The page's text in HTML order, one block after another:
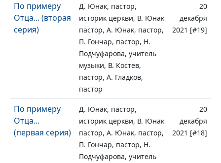
По примеру
Отца... (вторая
серия)
Д. Юнак, пастор,
историк церкви, В. Юнак
пастор, А. Юнак, пастор,
П. Гончар, пастор, Н.
Подчуфарова, учитель
музыки, В. Костев,
пастор, А. Гладков,
пастор
20
декабря
2021 [#19]
По примеру
Отца...
(первая серия)
Д. Юнак, пастор,
историк церкви, В. Юнак
пастор, А. Юнак, пастор,
П. Гончар, пастор, Н.
Подчуфарова, учитель
20
декабря
2021 [#18]